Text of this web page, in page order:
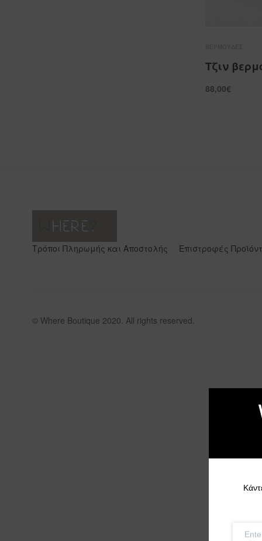
Τζιν
88,00€
Τρόποι Πληρωμής και Αποστολής Επιστροφές
© Where Boutique 2020. All rights reserved.